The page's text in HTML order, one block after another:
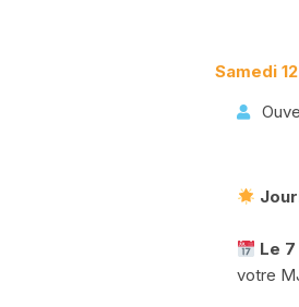
Samedi
Le
votre